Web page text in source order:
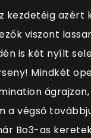
kezdetéig azért
viszont
is két nyílt
Mindkét
a végső
Bo3-as